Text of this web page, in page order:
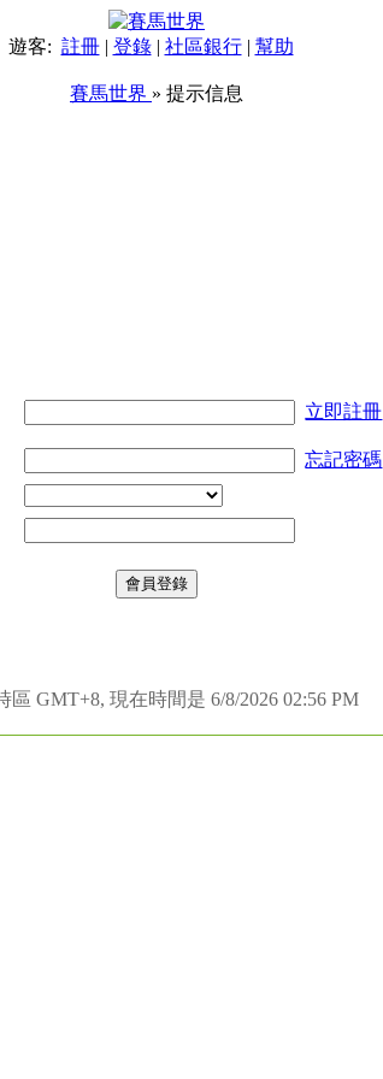
遊客: 註冊| 登錄| 社區銀行| 幫助
賽馬世界 » 提示信息
立即註冊
忘記密碼
區 GMT+8, 現在時間是 6/8/2026 02:56 PM